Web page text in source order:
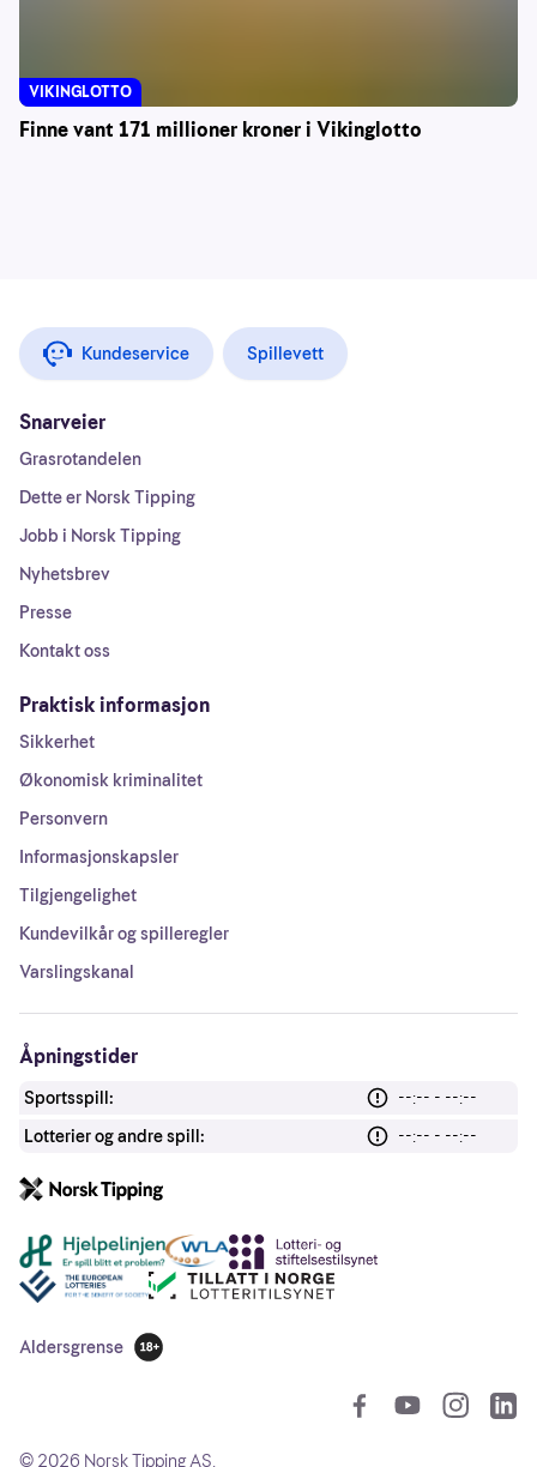
Finne vant 171 millioner kroner i Vikinglotto
VIKINGLOTTO
Kundeservice Spillevett
Snarveier
Grasrotandelen
Dette er Norsk Tipping
Jobb i Norsk Tipping
Nyhetsbrev
Presse
Kontakt oss
Praktisk informasjon
Sikkerhet
Økonomisk kriminalitet
Personvern
Informasjonskapsler
Tilgjengelighet
Kundevilkår og spilleregler
Varslingskanal
Åpningstider
Sportsspill:
--:-- - --:--
Lotterier og andre spill:
--:-- - --:--
Andre lenker
Aldersgrense
18 år
© 2026 Norsk Tipping AS.